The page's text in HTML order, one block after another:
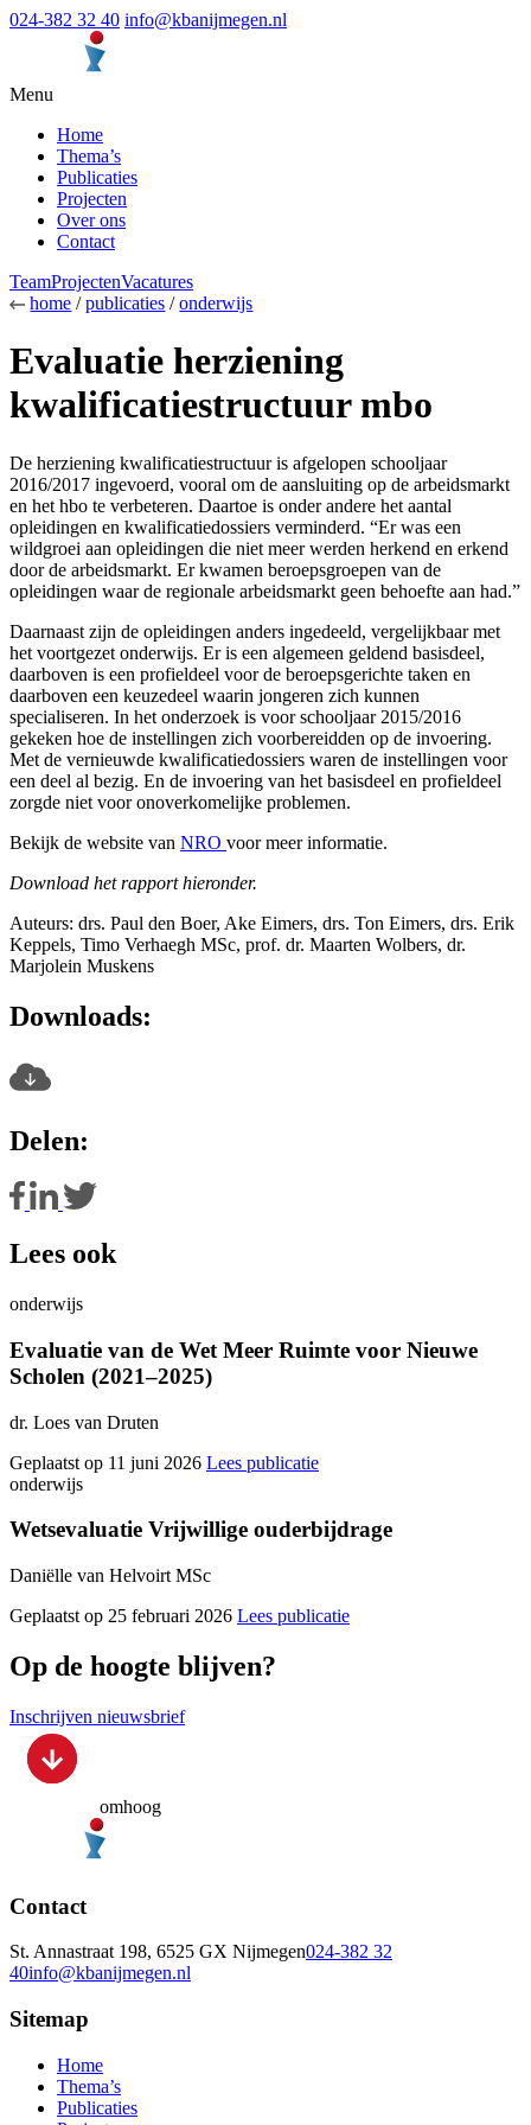
024-382 32 40 info@kbanijmegen.nl
Menu
Home
Thema’s
Publicaties
Projecten
Over ons
Contact
TeamProjectenVacatures
home /publicaties /onderwijs
Evaluatie herziening
kwalificatiestructuur mbo
De herziening kwalificatiestructuur is afgelopen schooljaar
2016/2017 ingevoerd, vooral om de aansluiting op de arbeidsmarkt
en het hbo te verbeteren. Daartoe is onder andere het aantal
opleidingen en kwalificatiedossiers verminderd. “Er was een
wildgroei aan opleidingen die niet meer werden herkend en erkend
door de arbeidsmarkt. Er kwamen beroepsgroepen van de
opleidingen waar de regionale arbeidsmarkt geen behoefte aan had.”
Daarnaast zijn de opleidingen anders ingedeeld, vergelijkbaar met
het voortgezet onderwijs. Er is een algemeen geldend basisdeel,
daarboven is een profieldeel voor de beroepsgerichte taken en
daarboven een keuzedeel waarin jongeren zich kunnen
specialiseren. In het onderzoek is voor schooljaar 2015/2016
gekeken hoe de instellingen zich voorbereidden op de invoering.
Met de vernieuwde kwalificatiedossiers waren de instellingen voor
een deel al bezig. En de invoering van het basisdeel en profieldeel
zorgde niet voor onoverkomelijke problemen.
Bekijk de website van NRO voor meer informatie.
Download het rapport hieronder.
Auteurs: drs. Paul den Boer, Ake Eimers, drs. Ton Eimers, drs. Erik
Keppels, Timo Verhaegh MSc, prof. dr. Maarten Wolbers, dr.
Marjolein Muskens
Downloads:
Delen:
Lees ook
onderwijs
Evaluatie van de Wet Meer Ruimte voor Nieuwe
Scholen (2021–2025)
dr. Loes van Druten
Geplaatst op 11 juni 2026 Lees publicatie
onderwijs
Wetsevaluatie Vrijwillige ouderbijdrage
Daniëlle van Helvoirt MSc
Geplaatst op 25 februari 2026 Lees publicatie
Op de hoogte blijven?
Inschrijven nieuwsbrief
omhoog
Contact
St. Annastraat 198, 6525 GX Nijmegen024-382 32
40info@kbanijmegen.nl
Sitemap
Home
Thema’s
Publicaties